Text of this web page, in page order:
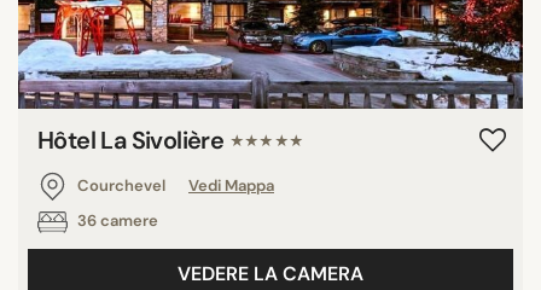
Hôtel La Sivolière ★★★★★
Courchevel
Vedi Mappa
36 camere
VEDERE LA CAMERA